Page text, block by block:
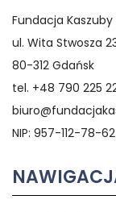
Fundacja Kaszuby
ul. Wita Stwosza
80-312 Gdańsk
tel. +48 790 225
NIP: 957-112-78-62